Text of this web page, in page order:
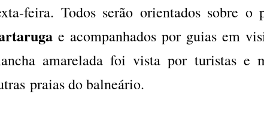
feira. Todos serão orientados sobre
e acompanhados por guias em
amarelada foi vista por turistas e
praias do balneário.